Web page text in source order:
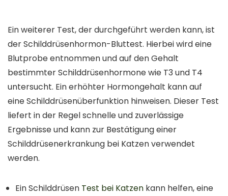
Ein weiterer Test, der durchgeführt werden kann, ist
der Schilddrüsenhormon-Bluttest. Hierbei wird eine
Blutprobe entnommen und auf den Gehalt
bestimmter Schilddrüsenhormone wie T3 und T4
untersucht. Ein erhöhter Hormongehalt kann auf
eine Schilddrüsenüberfunktion hinweisen. Dieser Test
liefert in der Regel schnelle und zuverlässige
Ergebnisse und kann zur Bestätigung einer
Schilddrüsenerkrankung bei Katzen verwendet
werden.
Ein Schilddrüsen Test bei Katzen kann helfen, eine